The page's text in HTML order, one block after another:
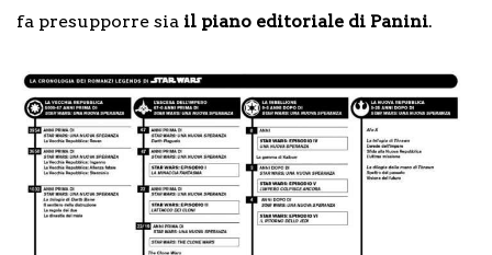
fa presupporre sia il piano editoriale di Panini.